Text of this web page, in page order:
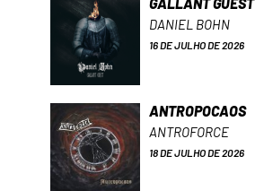
GALLANT GUEST
DANIEL BOHN
16 DE JULHO DE 2026
ANTROPOCAOS
ANTROFORCE
18 DE JULHO DE 2026